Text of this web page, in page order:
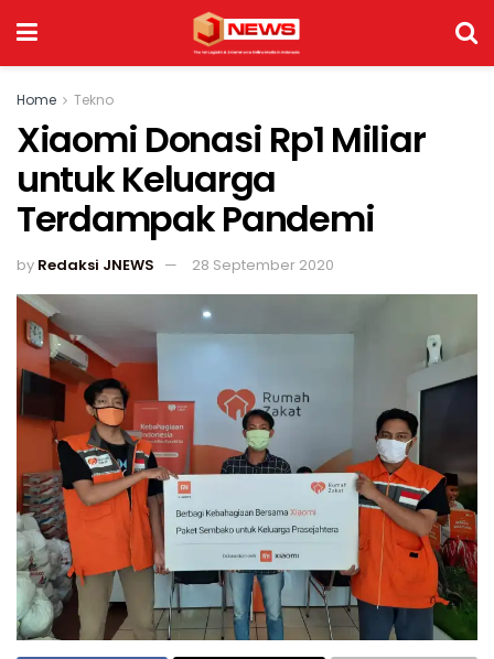
Home Tekno
Xiaomi Donasi Rp1 Miliar
untuk Keluarga
Terdampak Pandemi
by Redaksi JNEWS 28 September 2020